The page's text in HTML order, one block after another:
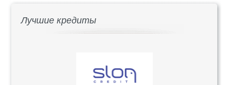
Лучшие кредиты